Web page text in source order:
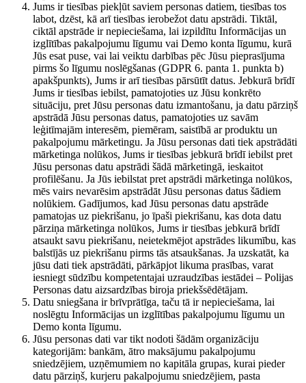
Jums ir tiesības piekļūt saviem personas datiem, tiesības tos
labot, dzēst, kā arī tiesības ierobežot datu apstrādi. Tiktāl,
ciktāl apstrāde ir nepieciešama, lai izpildītu Informācijas un
izglītības pakalpojumu līgumu vai Demo konta līgumu, kurā
Jūs esat puse, vai lai veiktu darbības pēc Jūsu pieprasījuma
pirms šo līgumu noslēgšanas (GDPR 6. panta 1. punkta b)
apakšpunkts), Jums ir arī tiesības pārsūtīt datus. Jebkurā brīdī
Jums ir tiesības iebilst, pamatojoties uz Jūsu konkrēto
situāciju, pret Jūsu personas datu izmantošanu, ja datu pārziņš
apstrādā Jūsu personas datus, pamatojoties uz savām
leģitīmajām interesēm, piemēram, saistībā ar produktu un
pakalpojumu mārketingu. Ja Jūsu personas dati tiek apstrādāti
mārketinga nolūkos, Jums ir tiesības jebkurā brīdī iebilst pret
Jūsu personas datu apstrādi šādā mārketingā, ieskaitot
profilēšanu. Ja Jūs iebilstat pret apstrādi mārketinga nolūkos,
mēs vairs nevarēsim apstrādāt Jūsu personas datus šādiem
nolūkiem. Gadījumos, kad Jūsu personas datu apstrāde
pamatojas uz piekrišanu, jo īpaši piekrišanu, kas dota datu
pārziņa mārketinga nolūkos, Jums ir tiesības jebkurā brīdī
atsaukt savu piekrišanu, neietekmējot apstrādes likumību, kas
balstījās uz piekrišanu pirms tās atsaukšanas. Ja uzskatāt, ka
jūsu dati tiek apstrādāti, pārkāpjot likuma prasības, varat
iesniegt sūdzību kompetentajai uzraudzības iestādei – Polijas
Personas datu aizsardzības biroja priekšsēdētājam.
Datu sniegšana ir brīvprātīga, taču tā ir nepieciešama, lai
noslēgtu Informācijas un izglītības pakalpojumu līgumu un
Demo konta līgumu.
Jūsu personas dati var tikt nodoti šādām organizāciju
kategorijām: bankām, ātro maksājumu pakalpojumu
sniedzējiem, uzņēmumiem no kapitāla grupas, kurai pieder
datu pārziņš, kurjeru pakalpojumu sniedzējiem, pasta